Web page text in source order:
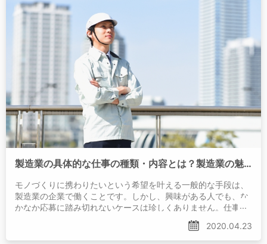
製造業の具体的な仕事の種類・内容とは？製造業の魅力を紹介！
モノづくりに携わりたいという希望を叶える一般的な手段は、
製造業の企業で働くことです。しかし、興味がある人でも、な
かなか応募に踏み切れないケースは珍しくありません。仕事を
具体的にイメージできないと、自分に合っているかどうか判
2020.04.23